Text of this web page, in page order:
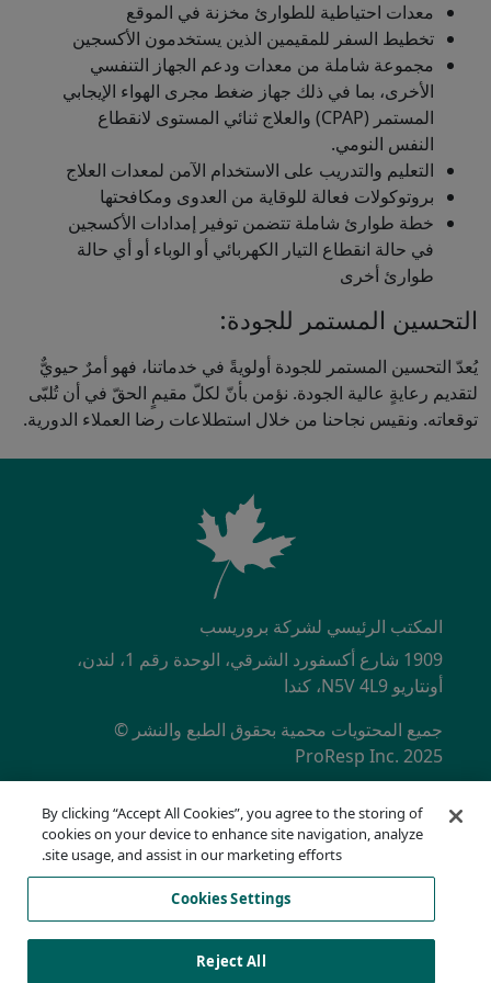
معدات احتياطية للطوارئ مخزنة في الموقع
تخطيط السفر للمقيمين الذين يستخدمون الأكسجين
مجموعة شاملة من معدات ودعم الجهاز التنفسي
الأخرى، بما في ذلك جهاز ضغط مجرى الهواء الإيجابي
المستمر (CPAP) والعلاج ثنائي المستوى لانقطاع
النفس النومي.
التعليم والتدريب على الاستخدام الآمن لمعدات العلاج
بروتوكولات فعالة للوقاية من العدوى ومكافحتها
خطة طوارئ شاملة تتضمن توفير إمدادات الأكسجين
في حالة انقطاع التيار الكهربائي أو الوباء أو أي حالة
طوارئ أخرى
التحسين المستمر للجودة:
يُعدّ التحسين المستمر للجودة أولويةً في خدماتنا، فهو أمرٌ حيويٌّ
لتقديم رعايةٍ عالية الجودة. نؤمن بأنّ لكلّ مقيمٍ الحقّ في أن تُلبّى
توقعاته. ونقيس نجاحنا من خلال استطلاعات رضا العملاء الدورية.
المكتب الرئيسي لشركة بروريسب
1909 شارع أكسفورد الشرقي، الوحدة رقم 1، لندن،
أونتاريو N5V 4L9، كندا
جميع المحتويات محمية بحقوق الطبع والنشر ©
ProResp Inc. 2025
SECONDARY MENU
سياسة الخصوصية
الخط الساخن للامتثال
شروط الاستخدام
AODA
Cookies Settings
By clicking “Accept All Cookies”, you agree to the storing of
cookies on your device to enhance site navigation, analyze
site usage, and assist in our marketing efforts.
Cookies Settings
Reject All